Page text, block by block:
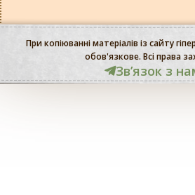
При копіюванні матеріалів із сайту
обов'язкове. Всі права
Звʼязок з